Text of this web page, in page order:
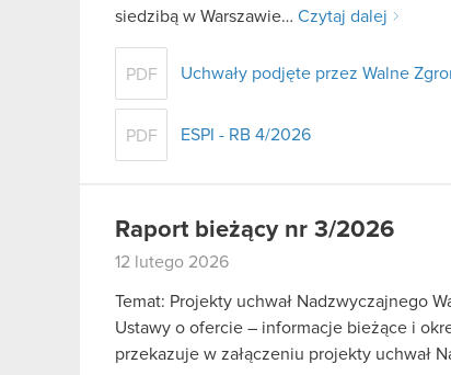
siedzibą w Warszawie… Czytaj dalej
PDF Uchwały podjęte przez Walne
PDF ESPI - RB 4/2026
Raport bieżący nr 3/2026
12 lutego 2026
Temat: Projekty uchwał Nadzwyczajnego
Ustawy o ofercie – informacje bieżące i
przekazuje w załączeniu projekty uchwał